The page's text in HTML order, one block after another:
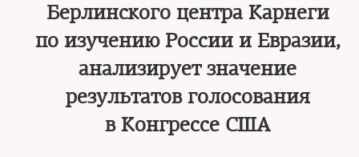
Берлинского центра Карнеги
по изучению России и Евразии,
анализирует значение
результатов голосования
в Конгрессе США